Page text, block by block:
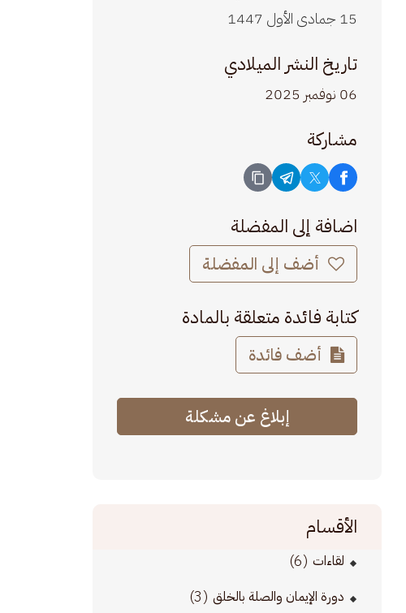
15 جمادى الأول 1447
تاريخ النشر الميلادي
06 نوفمبر 2025
مشاركة
اضافة إلى المفضلة
أضف إلى المفضلة
كتابة فائدة متعلقة بالمادة
أضف فائدة
إبلاغ عن مشكلة
الأقسام
لقاءات (6)
دورة الإيمان والصلة بالخلق (3)